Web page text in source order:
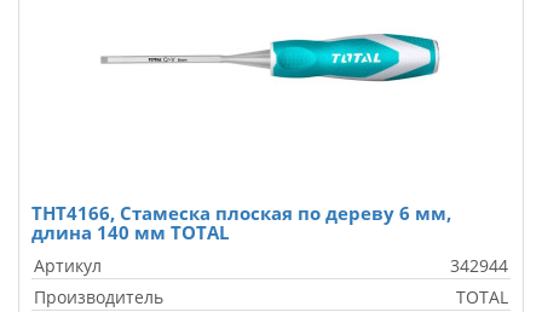
THT4166, Стамеска плоская по дереву 6 мм,
длина 140 мм TOTAL
Артикул
342944
Производитель
TOTAL